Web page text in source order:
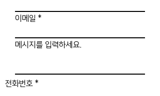
이메일
메시지를 입력하세요.
전화번호